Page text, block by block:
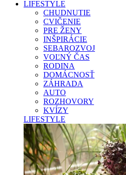
LIFESTYLE
CHUDNUTIE
CVIČENIE
PRE ŽENY
INŠPIRÁCIE
SEBAROZVOJ
VOĽNÝ ČAS
RODINA
DOMÁCNOSŤ
ZÁHRADA
AUTO
ROZHOVORY
KVÍZY
LIFESTYLE